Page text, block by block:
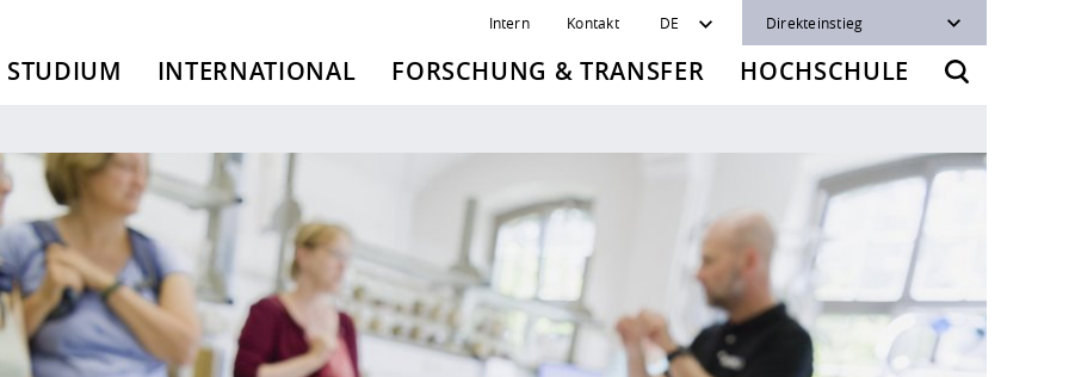
Intern Kontakt DE Direkteinstieg
STUDIUM INTERNATIONAL FORSCHUNG & TRANSFER HOCHSCHULE